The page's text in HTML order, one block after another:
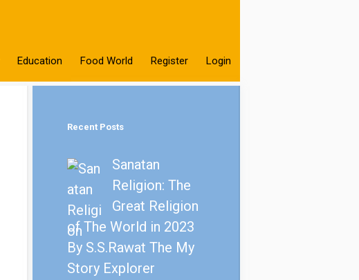
Education Food World Register Login
Recent Posts
Sanatan
Religion: The
Great Religion
of The World in 2023
By S.S.Rawat The My
Story Explorer